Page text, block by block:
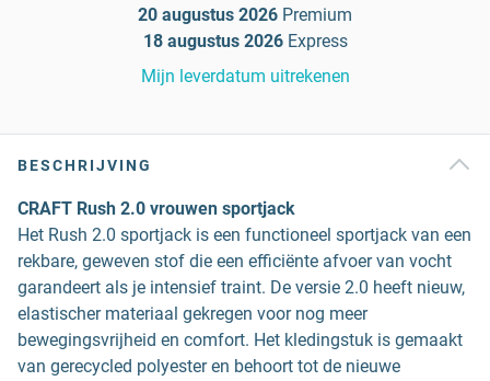
20 augustus 2026 Premium
18 augustus 2026 Express
Mijn leverdatum uitrekenen
BESCHRIJVING
CRAFT Rush 2.0 vrouwen sportjack
Het Rush 2.0 sportjack is een functioneel sportjack van een
rekbare, geweven stof die een efficiënte afvoer van vocht
garandeert als je intensief traint. De versie 2.0 heeft nieuw,
elastischer materiaal gekregen voor nog meer
bewegingsvrijheid en comfort. Het kledingstuk is gemaakt
van gerecycled polyester en behoort tot de nieuwe